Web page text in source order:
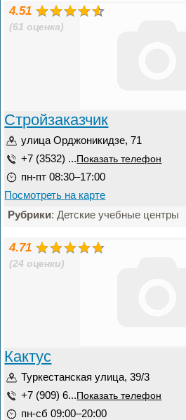
4.51
(61 оценка)
Стройзаказчик
улица Орджоникидзе, 71
+7 (3532) ... Показать телефон
пн-пт 08:30–17:00
Посмотреть на карте
Рубрики: Детские учебные центры
4.71
(24 оценки)
Кактус
Туркестанская улица, 39/3
+7 (909) 6... Показать телефон
пн-сб 09:00–20:00